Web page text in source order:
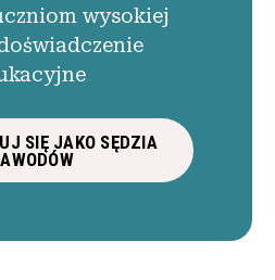
wysokiej
SIĘ JAKO SĘDZIA